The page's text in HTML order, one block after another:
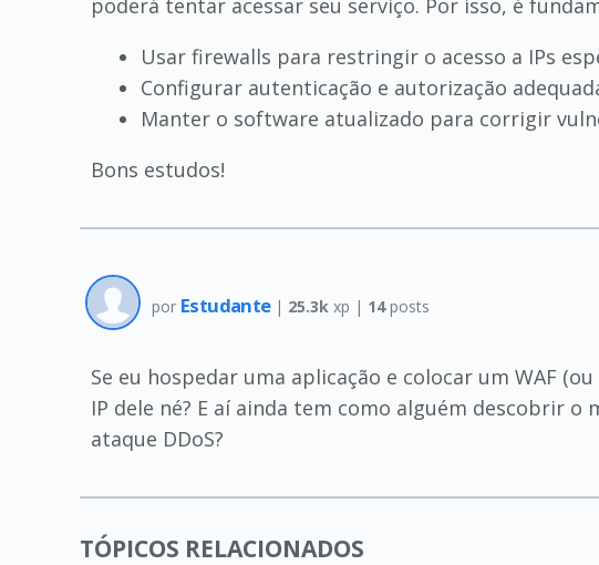
poderá tentar acessar seu serviço. Por isso, é
Usar firewalls para restringir o acesso a IPs
Configurar autenticação e autorização
Manter o software atualizado para corrigir
Bons estudos!
por Estudante | 25.3k xp | 14posts
Se eu hospedar uma aplicação e colocar um WAF
IP dele né? E aí ainda tem como alguém descobrir
ataque DDoS?
TÓPICOS RELACIONADOS